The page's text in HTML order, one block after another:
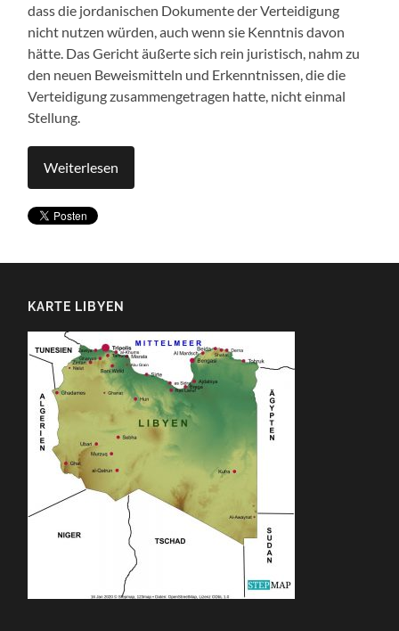
dass die jordanischen Dokumente der Verteidigung
nicht nutzen würden, auch wenn sie Kenntnis davon
hätte. Das Gericht äußerte sich rein juristisch, nahm zu
den neuen Beweismitteln und Erkenntnissen, die die
Verteidigung zusammengetragen hatte, nicht einmal
Stellung.
Weiterlesen
KARTE LIBYEN